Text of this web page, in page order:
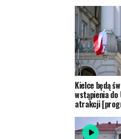
Kielce będą
wstąpienia do
atrakcji